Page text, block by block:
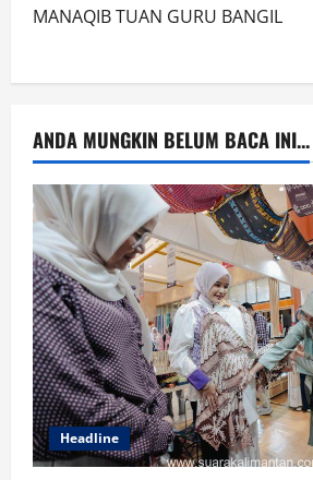
MANAQIB TUAN GURU BANGIL
ANDA MUNGKIN BELUM BACA INI...
Headline